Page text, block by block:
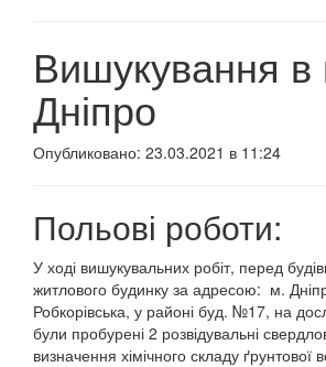
Вишукування в
Дніпро
Опубликовано: 23.03.2021 в 11:24
Польові роботи:
У ході вишукувальних робіт, перед
житлового будинку за адресою: м.
Робкорівська, у районі буд. №17, на
були пробурені 2 розвідувальні
визначення хімічного складу ґрунтової